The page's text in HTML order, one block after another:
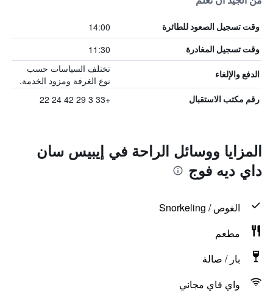
وقت تسجيل الصعود للطائرة 14:00
وقت تسجيل المغادرة 11:30
الدفع والإلغاء
تختلف السياسات حسب
نوع الغرفة ومزود الخدمة.
رقم مكتب الاستقبال +33 3 29 42 24 22
المزايا ووسائل الراحة في إيبيس سان
داي ديه فوج
الغوص / Snorkeling
مطعم
بار / صالة
واي فاي مجاني